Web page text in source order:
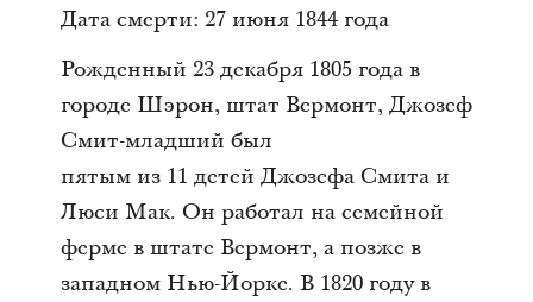
Дата смерти: 27 июня 1844 года
Рожденный 23 декабря 1805 года в
городе Шэрон, штат Вермонт, Джозеф
Смит-младший был
пятым из 11 детей Джозефа Смита и
Люси Мак. Он работал на семейной
ферме в штате Вермонт, а позже в
западном Нью-Йорке. В 1820 году в